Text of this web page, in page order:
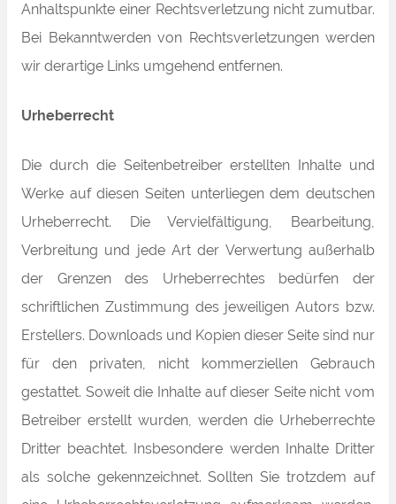
Anhaltspunkte einer Rechtsverletzung nicht zumutbar.
Bei Bekanntwerden von Rechtsverletzungen werden
wir derartige Links umgehend entfernen.
Urheberrecht
Die durch die Seitenbetreiber erstellten Inhalte und
Werke auf diesen Seiten unterliegen dem deutschen
Urheberrecht. Die Vervielfältigung, Bearbeitung,
Verbreitung und jede Art der Verwertung außerhalb
der Grenzen des Urheberrechtes bedürfen der
schriftlichen Zustimmung des jeweiligen Autors bzw.
Erstellers. Downloads und Kopien dieser Seite sind nur
für den privaten, nicht kommerziellen Gebrauch
gestattet. Soweit die Inhalte auf dieser Seite nicht vom
Betreiber erstellt wurden, werden die Urheberrechte
Dritter beachtet. Insbesondere werden Inhalte Dritter
als solche gekennzeichnet. Sollten Sie trotzdem auf